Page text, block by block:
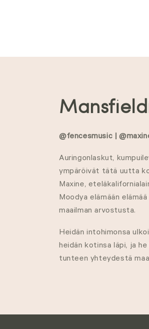
K
o
k
o
e
l
m
:
@fencesmusic |
Auringonlaskut,
ympäröivät tätä uutta
Maxine,
Moodya elämään
maailman arvostusta.
Heidän intohimonsa
heidän kotinsa läpi, ja
tunteen yhteydestä